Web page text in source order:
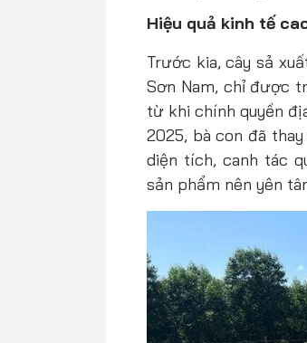
Hiệu quả kinh tế
Trước kia, cây sả
Sơn Nam, chỉ được
từ khi chính quyền
2025, bà con đã
diện tích, canh tác
sản phẩm nên yên